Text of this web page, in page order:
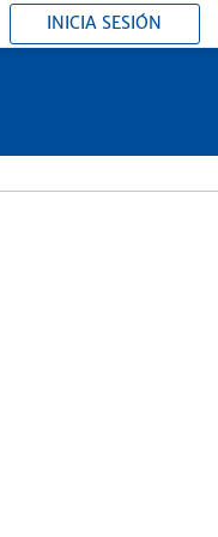
INICIA SESIÓN